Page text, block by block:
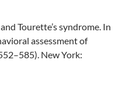
Tourette’s syndrome. In
assessment of
New York: